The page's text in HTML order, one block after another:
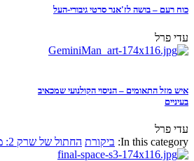
כוח רעם – בושה לז'אנר סרטי גיבורי-העל
עדי פרל
איש מזל התאומים – הניסוי הקולנועי שמכאיב
בעיניים
עדי פרל
In this category: ביקורת החתול של שרק 2: משאלה אחת ודי